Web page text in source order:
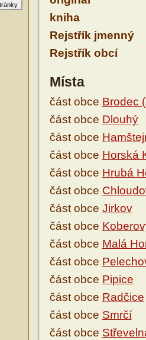
kniha
Rejstřík jmenný
Rejstřík obcí
Místa
část obce Brodec
část obce Dlouhý
část obce
část obce Horská
část obce Hrubá
část obce
část obce Jirkov
část obce
část obce Malá
část obce
část obce Pipice
část obce Radčice
část obce Smrčí
část obce